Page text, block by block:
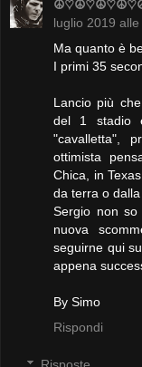
luglio 2019
Ma quanto è
I primi 35
Lancio più
del 1 stadio
"cavalletta",
ottimista
Chica, in
da terra o
Sergio non
nuova
seguirne qui
appena
By Simo
Rispondi